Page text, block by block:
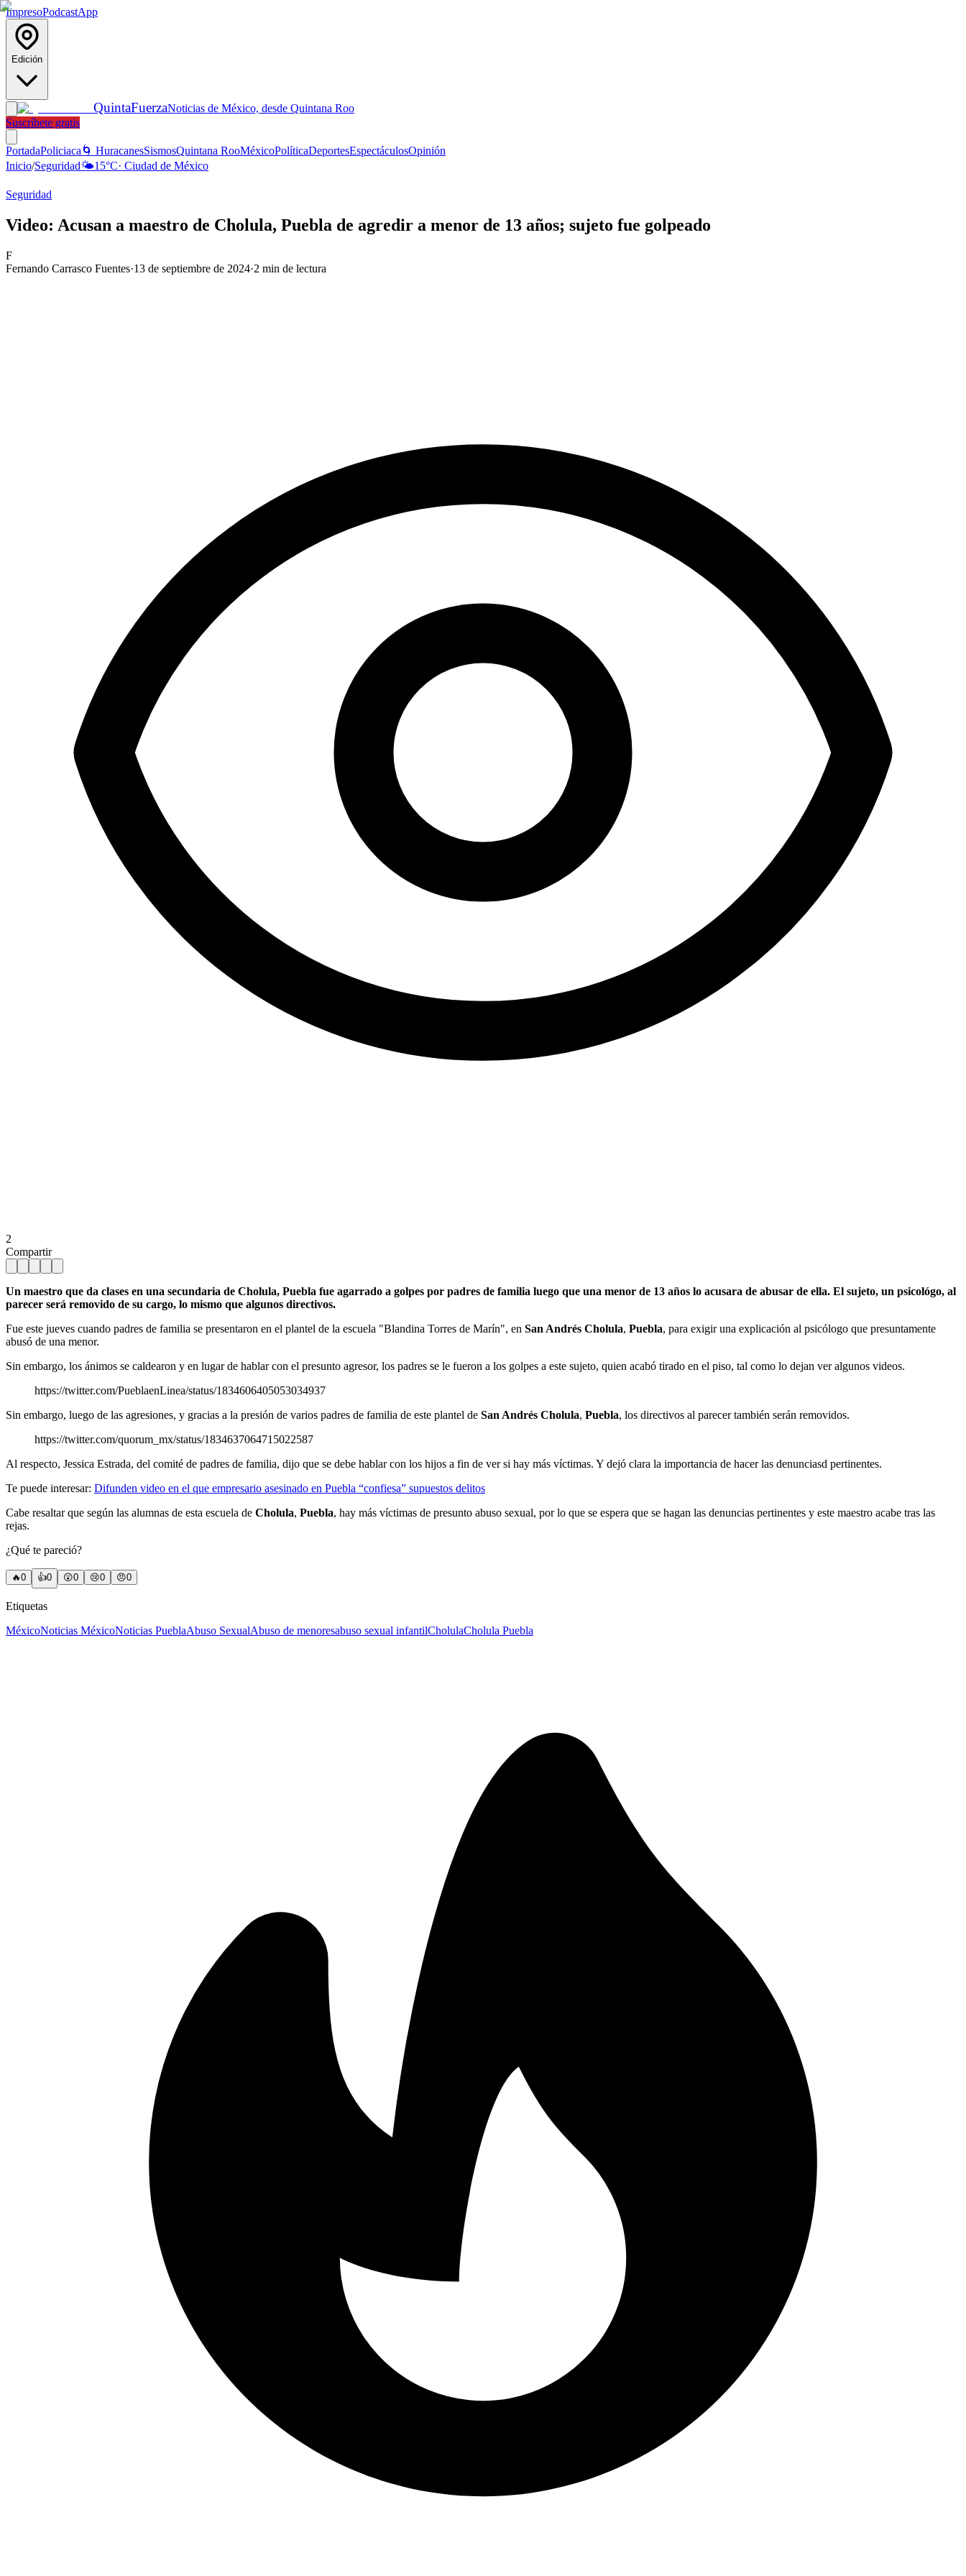
ImpresoPodcastApp
Edición
QuintaFuerzaNoticias de México, desde Quintana Roo
Suscríbete gratis
PortadaPoliciaca 🌀 HuracanesSismosQuintana RooMéxicoPolíticaDeportesEspectáculosOpinión
Inicio/Seguridad🌤️15°C· Ciudad de México
Seguridad
Video: Acusan a maestro de Cholula, Puebla de agredir a menor de 13 años; sujeto fue golpeado
F
Fernando Carrasco Fuentes·13 de septiembre de 2024·2 min de lectura
2
Compartir
Un maestro que da clases en una secundaria de Cholula, Puebla fue agarrado a golpes por padres de familia luego que una menor de 13 años lo acusara de abusar de ella. El sujeto, un psicológo, al
parecer será removido de su cargo, lo mismo que algunos directivos.
Fue este jueves cuando padres de familia se presentaron en el plantel de la escuela "Blandina Torres de Marín", en San Andrés Cholula, Puebla, para exigir una explicación al psicólogo que presuntamente
abusó de una menor.
Sin embargo, los ánimos se caldearon y en lugar de hablar con el presunto agresor, los padres se le fueron a los golpes a este sujeto, quien acabó tirado en el piso, tal como lo dejan ver algunos videos.
https://twitter.com/PueblaenLinea/status/1834606405053034937
Sin embargo, luego de las agresiones, y gracias a la presión de varios padres de familia de este plantel de San Andrés Cholula, Puebla, los directivos al parecer también serán removidos.
https://twitter.com/quorum_mx/status/1834637064715022587
Al respecto, Jessica Estrada, del comité de padres de familia, dijo que se debe hablar con los hijos a fin de ver si hay más víctimas. Y dejó clara la importancia de hacer las denunciasd pertinentes.
Te puede interesar: Difunden video en el que empresario asesinado en Puebla “confiesa” supuestos delitos
Cabe resaltar que según las alumnas de esta escuela de Cholula, Puebla, hay más víctimas de presunto abuso sexual, por lo que se espera que se hagan las denuncias pertinentes y este maestro acabe tras las
rejas.
¿Qué te pareció?
🔥0 👍0 😲0 😢0 😠0
Etiquetas
MéxicoNoticias MéxicoNoticias PueblaAbuso SexualAbuso de menoresabuso sexual infantilCholulaCholula Puebla